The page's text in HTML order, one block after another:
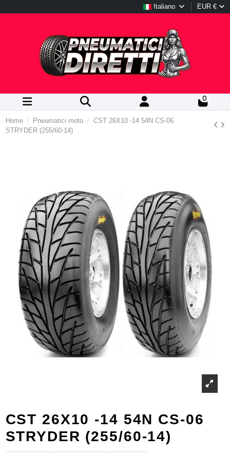
Italiano EUR €
0
Home Pneumatici moto
CST 26X10 -14 54N CS-06
STRYDER (255/60-14)
CST 26X10 -14 54N CS-06
STRYDER (255/60-14)